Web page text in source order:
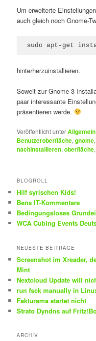
Um erweiterte
auch gleich noch Gnome-
sudo apt-get
hinterherzuinstallieren.
Soweit zur Gnome 3
paar interessante
präsentieren werde.
Veröffentlicht unterAllgemein
Benutzeroberfläche,gnome
nachinstallieren,oberfläche
BLOGROLL
Hilf syrischen Kids!
Bens IT-Kommentare
Bedingungsloses
WCA Cubing Events
NEUESTE BEITRÄGE
Screenshot im Xreader,
Mint
Nextcloud Update will
run fsck manually in
Fakturama startet nicht
Strato Dyndns auf
ARCHIV